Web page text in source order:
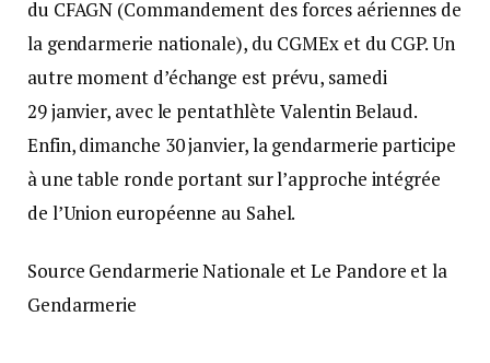
du CFAGN (Commandement des forces aériennes de
la gendarmerie nationale), du CGMEx et du CGP. Un
autre moment d’échange est prévu, samedi
29 janvier, avec le pentathlète Valentin Belaud.
Enfin, dimanche 30 janvier, la gendarmerie participe
à une table ronde portant sur l’approche intégrée
de l’Union européenne au Sahel.
Source Gendarmerie Nationale et Le Pandore et la
Gendarmerie